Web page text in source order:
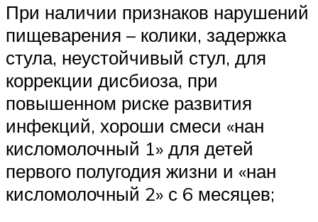
При наличии признаков нарушений
пищеварения – колики, задержка
стула, неустойчивый стул, для
коррекции дисбиоза, при
повышенном риске развития
инфекций, хороши смеси «нан
кисломолочный 1» для детей
первого полугодия жизни и «нан
кисломолочный 2» с 6 месяцев;